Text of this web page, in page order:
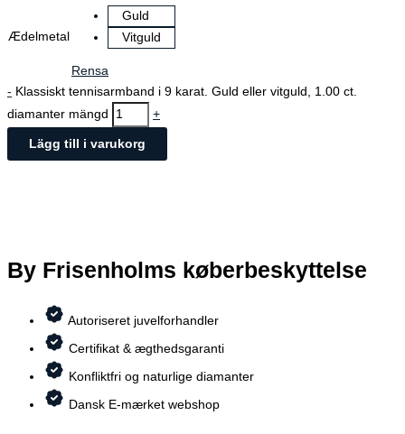
Ædelmetal
Guld
Vitguld
Rensa
- Klassiskt tennisarmband i 9 karat. Guld eller vitguld, 1.00 ct.
diamanter mängd
+
Lägg till i varukorg
By Frisenholms køberbeskyttelse
Autoriseret juvelforhandler
Certifikat & ægthedsgaranti
Konfliktfri og naturlige diamanter
Dansk E-mærket webshop